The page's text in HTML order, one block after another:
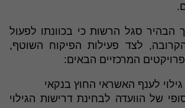
סגל הרשות כי בכוונתו לפעול
לצד פעילות הפיקוח השוטף,
המרכזיים הבאים:
לענף האשראי החוץ בנקאי
של הוועדה לבחינת דרישות הגילוי